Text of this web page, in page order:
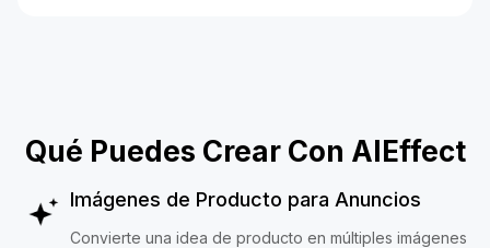
Qué Puedes Crear Con AIEffect
Imágenes de Producto para Anuncios
Convierte una idea de producto en múltiples imágenes